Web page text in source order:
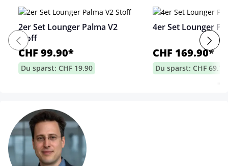
2er Set Lounger Palma V2
Stoff
CHF 99.90*
Du sparst: CHF 19.90
4er Set Lounger
CHF 169.90*
Du sparst: CHF 69.70